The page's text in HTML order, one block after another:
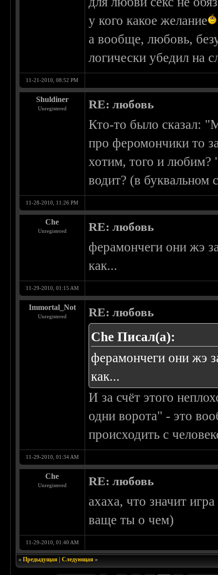
у кого какое желание
а вообще, любовь,
логически убедил на
11-21-2010, 08:52 PM
Shuldiner
Unregistered RE: любовь
Кто-то было сказал:
про феромончики то
хотим, того и любим?
водит? (в буквальном
11-28-2010, 11:26 PM
Che
Unregistered RE: любовь
ферамончеги они жэ
как...
11-29-2010, 01:15 AM
Immortal_Not
Unregistered RE: любовь
Che Писал(а):
ферамончеги они жэ
как...
И за счёт этого
одни ворота" - это
происходить с
11-29-2010, 01:34 AM
Che
Unregistered RE: любовь
ахаха, что значит
ваще ты о чем)
11-29-2010, 01:40 AM
«Предыдущая |Следующая »